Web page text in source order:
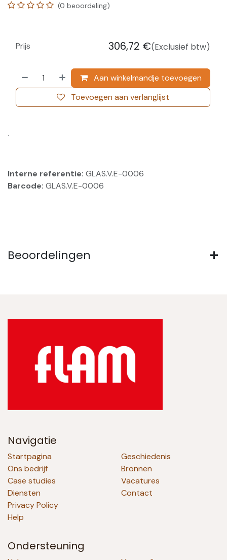
(0 beoordeling)
Aan winkelmandje toevoegen
Toevoegen aan verlanglijst
Prijs 306,72 €(Exclusief btw)
.
Interne referentie: GLAS.V.E-0006
Barcode: GLAS.V.E-0006
Beoordelingen
Navigatie
Startpagina
Ons bedrijf
Case studies
Diensten
Privacy Policy
Help
Geschiedenis
Bronnen
Vacatures
Contact
Ondersteuning